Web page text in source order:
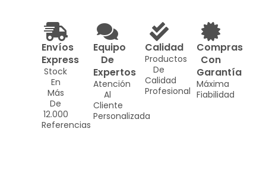
Envíos
Express
Stock
En
Más
De
12.000
Referencias
Equipo
De
Expertos
Atención
Al
Cliente
Personalizada
Calidad
Productos
De
Calidad
Profesional
Compras
Con
Garantía
Máxima
Fiabilidad